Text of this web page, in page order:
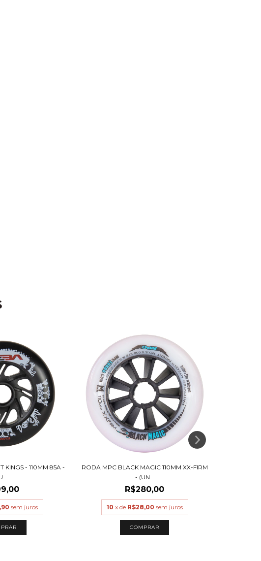
KINGS - 110MM 85A -
sem juros
RODA MPC BLACK MAGIC 110MM XX-FIRM
- (UN...
R$280,00
10 x de R$28,00 sem juros